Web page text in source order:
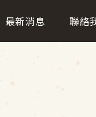
最新消息 聯絡